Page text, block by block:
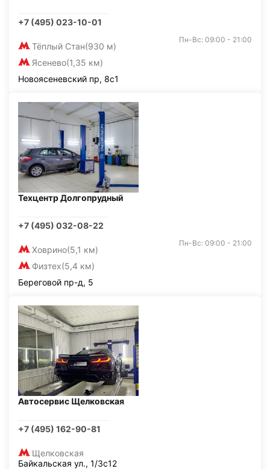
+7 (495) 023-10-01
Тёплый Стан(930 м)
Ясенево(1,35 км)
Пн-Вс: 09:00 - 21:00
Новоясеневский пр, 8с1
Техцентр Долгопрудный
+7 (495) 032-08-22
Ховрино(5,1 км)
Физтех(5,4 км)
Пн-Вс: 09:00 - 21:00
Береговой пр-д, 5
Автосервис Щелковская
+7 (495) 162-90-81
Щелковская
Байкальская ул., 1/3с12